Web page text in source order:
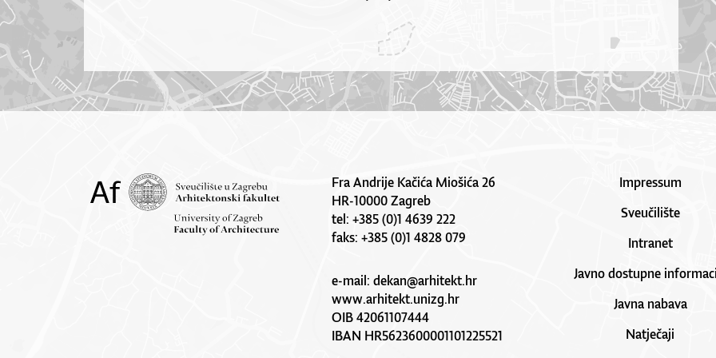
Fra Andrije Kačića Miošića 26
HR-10000 Zagreb
tel: +385 (0)1 4639 222
faks: +385 (0)1 4828 079
e-mail:dekan@arhitekt.hr
www.arhitekt.unizg.hr
OIB 42061107444
IBAN HR5623600001101225521
Impressum
Sveučilište
Intranet
Javno dostupne
Javna nabava
Natječaji